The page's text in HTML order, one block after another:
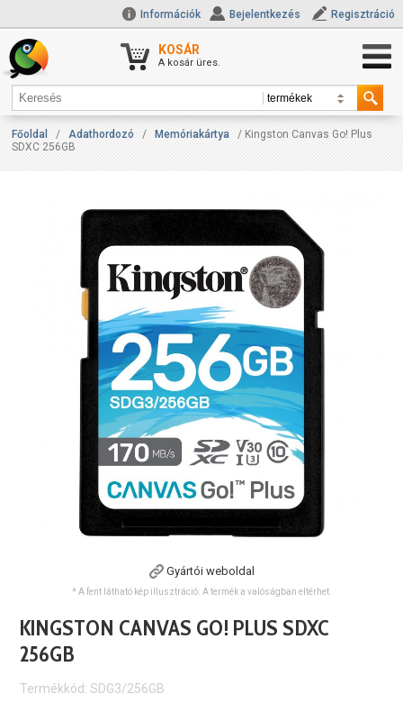
Információk Bejelentkezés Regisztráció
KOSÁR
A kosár üres.
Főoldal / Adathordozó / Memóriakártya
/ Kingston Canvas Go! Plus
SDXC 256GB
Gyártói weboldal
* A fent látható kép illusztráció. A termék a valóságban eltérhet.
KINGSTON CANVAS GO! PLUS SDXC
256GB
Termékkód: SDG3/256GB